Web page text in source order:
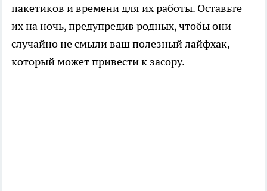
пакетиков и времени для их работы. Оставьте
их на ночь, предупредив родных, чтобы они
случайно не смыли ваш полезный лайфхак,
который может привести к засору.